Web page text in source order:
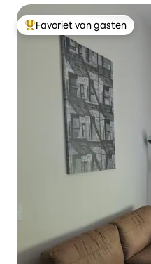
Topfavoriet van gasten
Favoriet van gasten